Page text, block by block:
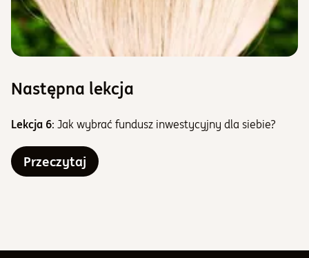
Następna lekcja
Lekcja 6: Jak wybrać fundusz inwestycyjny dla siebie?
Przeczytaj